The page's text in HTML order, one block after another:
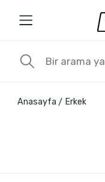
Anasayfa Erkek